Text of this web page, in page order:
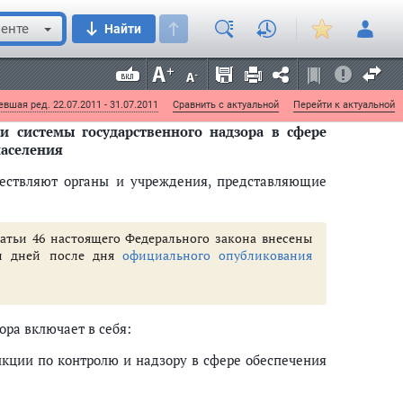
Найти
ред. 22.07.2011 - 31.07.2011 Сравнить с актуальной Перейти к актуальной
надзор в сфере
благополучия населения
государственного надзора в сфере
органы и учреждения, представляющие
46 настоящего Федерального закона внесены
дней после дня официального опубликования
включает в себя:
по контролю и надзору в сфере обеспечения